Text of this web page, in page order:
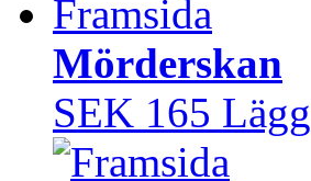
Mörderskan
SEK 165